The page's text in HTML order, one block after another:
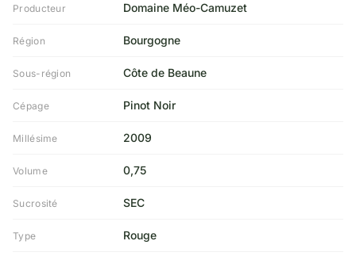
Producteur Domaine Méo-Camuzet
Région Bourgogne
Sous-région Côte de Beaune
Cépage Pinot Noir
Millésime 2009
Volume 0,75
Sucrosité SEC
Type Rouge